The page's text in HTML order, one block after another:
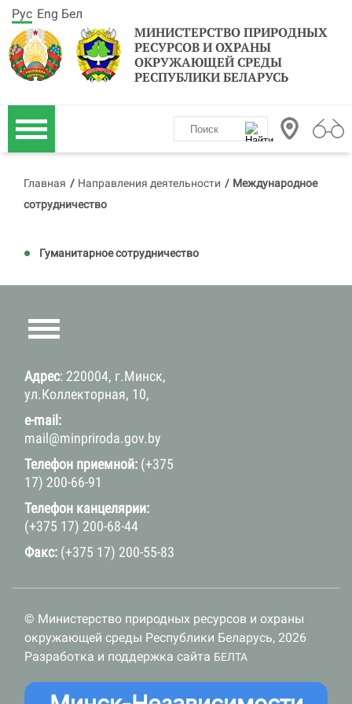
МИНИСТЕРСТВО ПРИРОДНЫХ
РЕСУРСОВ И ОХРАНЫ
ОКРУЖАЮЩЕЙ СРЕДЫ
РЕСПУБЛИКИ БЕЛАРУСЬ
Рус Eng Бел
Главная / Направления деятельности / Международное
сотрудничество
Гуманитарное сотрудничество
Адрес: 220004, г.Минск,
ул.Коллекторная, 10,
e-mail:
mail@minpriroda.gov.by
Телефон приемной: (+375
17) 200-66-91
Телефон канцелярии:
(+375 17) 200-68-44
Факс: (+375 17) 200-55-83
© Министерство природных ресурсов и охраны
окружающей среды Республики Беларусь, 2026
Разработка и поддержка сайта БЕЛТА